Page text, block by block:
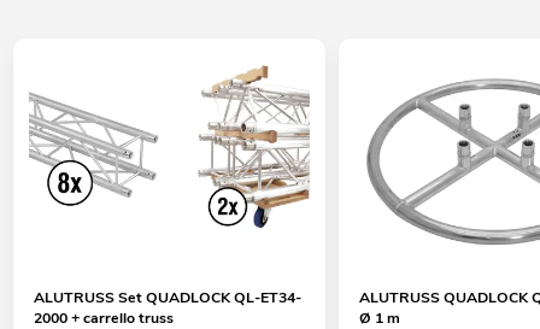
ALUTRUSS Set QUADLOCK QL-ET34-
2000 + carrello truss
ALUTRUSS QUADLOCK
Ø 1 m